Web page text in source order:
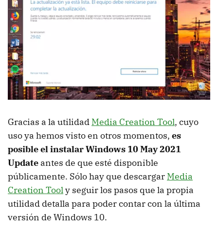
Gracias a la utilidad Media Creation Tool, cuyo
uso ya hemos visto en otros momentos, es
posible el instalar Windows 10 May 2021
Update antes de que esté disponible
públicamente. Sólo hay que descargar Media
Creation Tooly seguir los pasos que la propia
utilidad detalla para poder contar con la última
versión de Windows 10.